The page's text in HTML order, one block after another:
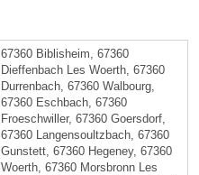
67360 Biblisheim, 67360
Dieffenbach Les Woerth, 67360
Durrenbach, 67360 Walbourg,
67360 Eschbach, 67360
Froeschwiller, 67360 Goersdorf,
67360 Langensoultzbach, 67360
Gunstett, 67360 Hegeney, 67360
Woerth, 67360 Morsbronn Les